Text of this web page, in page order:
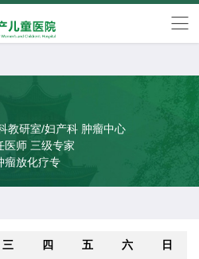
妇产科教研室/妇产科 肿瘤中心
医师 三级专家
瘤放化疗专
三 四 五 六 日